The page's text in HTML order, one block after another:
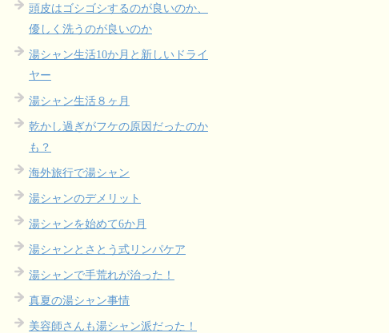
頭皮はゴシゴシするのが良いのか、
優しく洗うのが良いのか
湯シャン生活10か月と新しいドライ
ヤー
湯シャン生活８ヶ月
乾かし過ぎがフケの原因だったのか
も？
海外旅行で湯シャン
湯シャンのデメリット
湯シャンを始めて6か月
湯シャンとさとう式リンパケア
湯シャンで手荒れが治った！
真夏の湯シャン事情
美容師さんも湯シャン派だった！